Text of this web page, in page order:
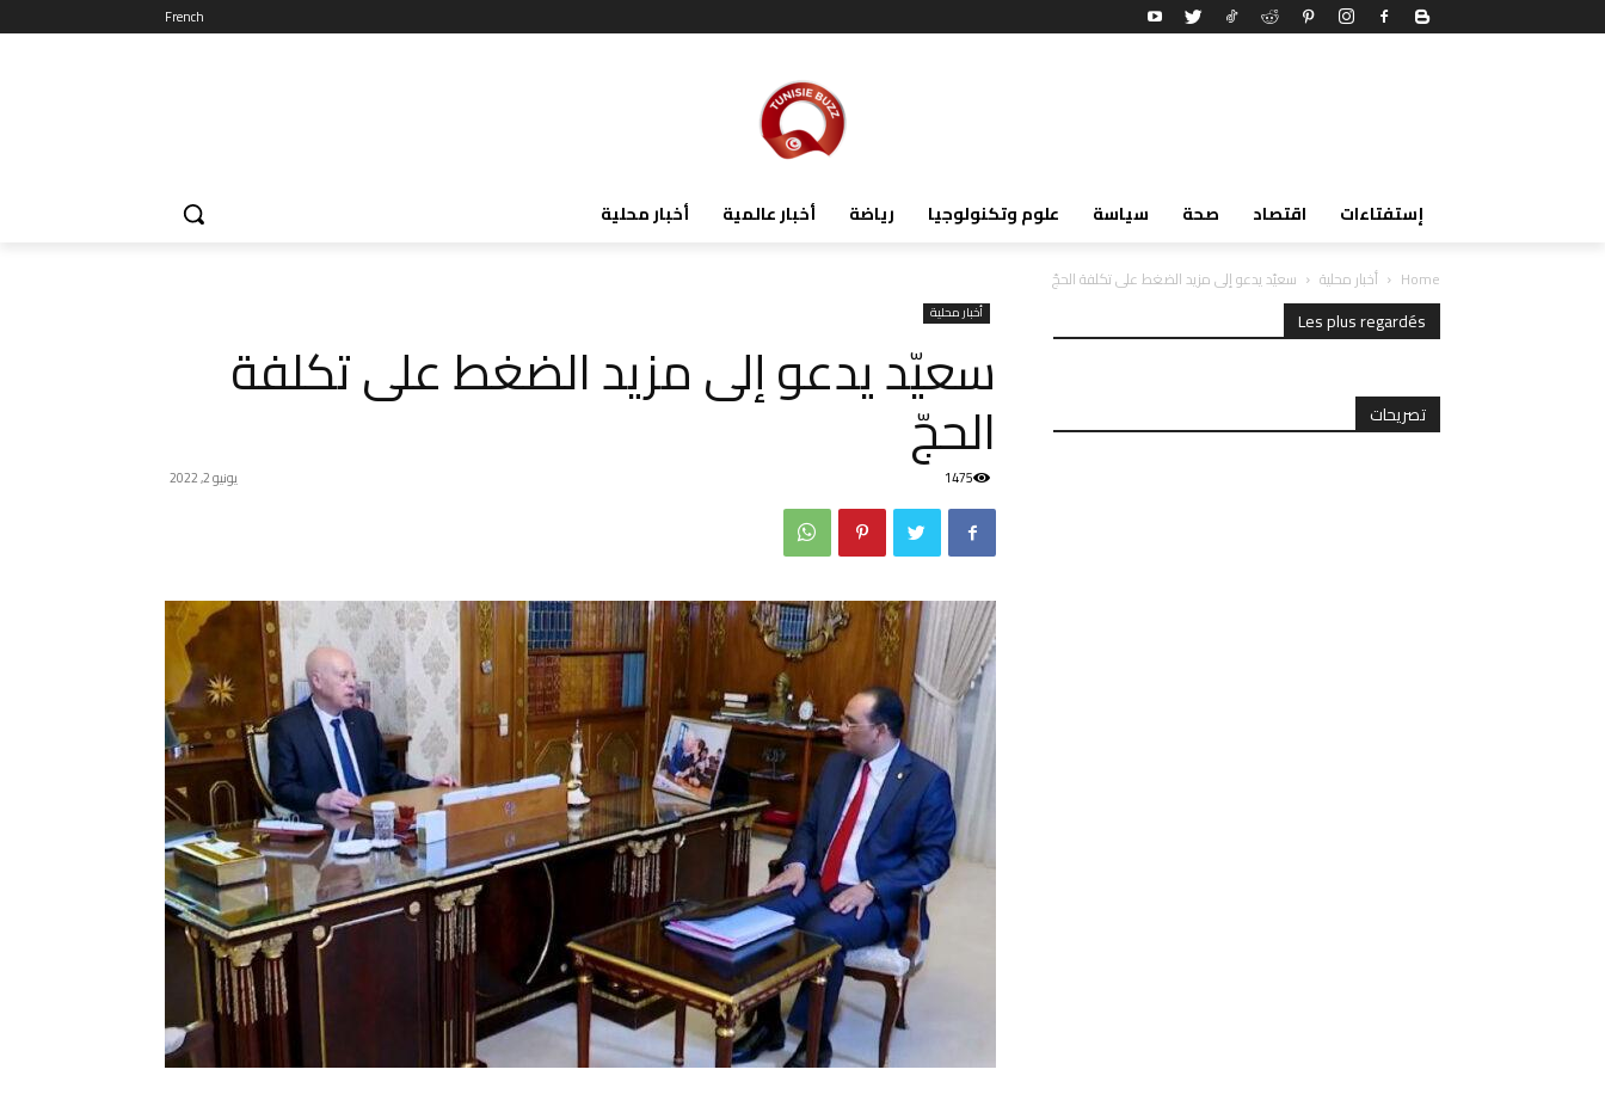
French
أخبار محلية أخبار عالمية رياضة علوم وتكنولوجيا سياسة صحة اقتصاد إستفتاءات
Home أخبار محلية سعيّد يدعو إلى مزيد الضغط على تكلفة الحجّ
أخبار محلية
سعيّد يدعو إلى مزيد الضغط على تكلفة
الحجّ
يونيو 2, 2022 1475
Les plus regardés
تصريحات